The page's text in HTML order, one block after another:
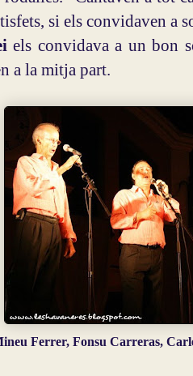
si els convidaven a
els convidava a un bon
a la mitja part.
Ferrer, Fonsu Carreras,